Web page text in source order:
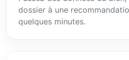
dossier à une
quelques minutes.